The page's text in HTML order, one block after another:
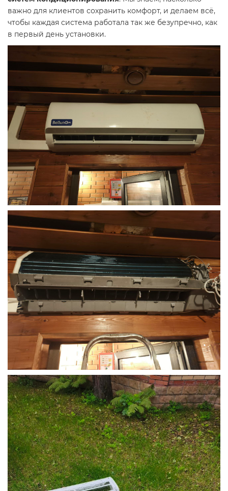
важно для клиентов сохранить комфорт, и делаем всё,
чтобы каждая система работала так же безупречно, как
в первый день установки.